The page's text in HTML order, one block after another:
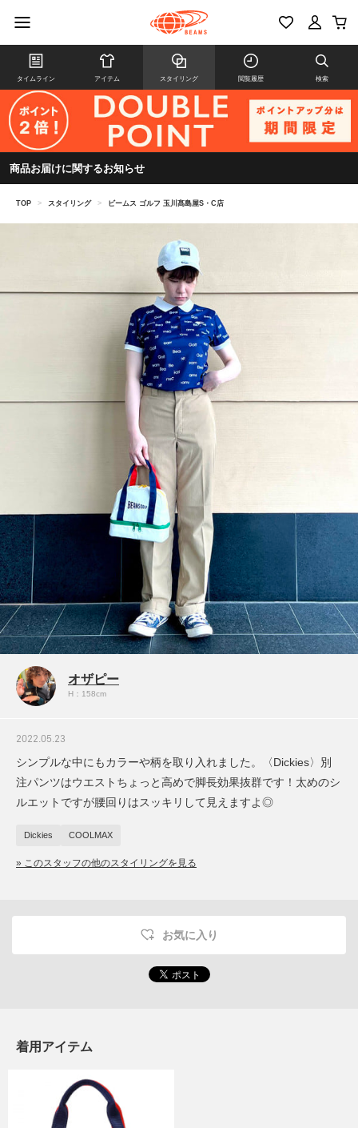
タイムライン アイテム スタイリング 閲覧履歴 検索
商品お届けに関するお知らせ
TOP > スタイリング > ビームス ゴルフ 玉川髙島屋S・C店
オザピー
H：158cm
2022.05.23
シンプルな中にもカラーや柄を取り入れました。〈Dickies〉別
注パンツはウエストちょっと高めで脚長効果抜群です！太めのシ
ルエットですが腰回りはスッキリして見えますよ◎
Dickies COOLMAX
» このスタッフの他のスタイリングを見る
お気に入り
着用アイテム